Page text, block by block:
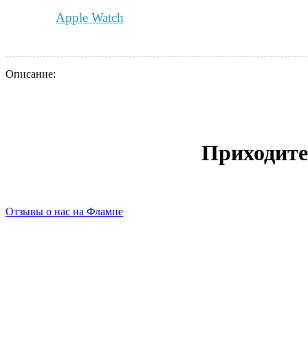
Apple Watch
Описание:
Отзывы о нас на Флампе